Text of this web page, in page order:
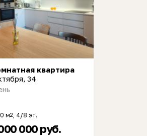
квартира
34
м2 , 4/8 эт.
000 руб.